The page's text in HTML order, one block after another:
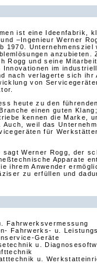
ist eine Ideenfabrik,
–Ingenieur Werner
1970.
anzubieten.
Rogg und seine
Innovationen im
nach verlagerte sich ihr
von
heute zu den
einen guten
kennen die Marke,
Auch, weil das
für
sagt Werner Rogg, der
Apparate
ihrem Anwender
zu erfüllen und
Fahrwerksvermessung
Fahrwerks- u.
Geräte
u.
u.